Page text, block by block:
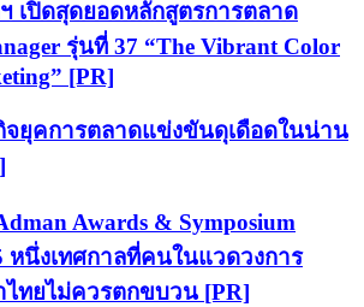
เปิดสุดยอดหลักสูตรการตลาด
รุ่นที่ 37 “The Vibrant Color
[PR]
จยุคการตลาดแข่งขันดุเดือดในน่าน
Awards & Symposium
หนึ่งเทศกาลที่คนในแวดวงการ
ทยไม่ควรตกขบวน [PR]